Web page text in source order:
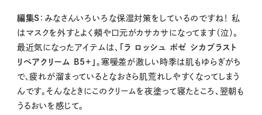
編集S ：みなさんいろいろな保湿対策をしているのですね！ 私
はマスクを外すとよく頰や口元がカサカサになってます（泣）。
最近気になったアイテムは、
「ラ ロッシュ ポゼ シカプラスト
リペアクリーム B5+」 。寒暖差が激しい時季は肌もゆらぎがち
で、疲れが溜まっているとなおさら肌荒れしやすくなってしまう
んです。そんなときにこのクリームを夜塗って寝たところ、翌朝も
うるおいを感じて。